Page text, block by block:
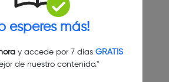
esperes más!
y accede por 7 días GRATIS
de nuestro contenido."